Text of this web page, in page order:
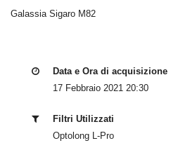
Galassia Sigaro M82
Data e Ora di acquisizione
17 Febbraio 2021 20:30
Filtri Utilizzati
Optolong L-Pro